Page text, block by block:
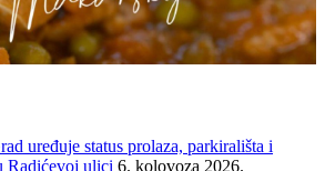
uređuje status prolaza, parkirališta i
Radićevoj ulici 6. kolovoza 2026.